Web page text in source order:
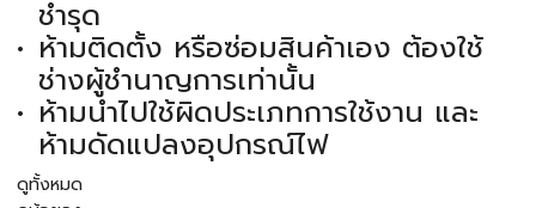
ชำรุด
ห้ามติดตั้ง หรือซ่อมสินค้าเอง ต้องใช้
ช่างผู้ชำนาญการเท่านั้น
ห้ามนำไปใช้ผิดประเภทการใช้งาน และ
ห้ามดัดแปลงอุปกรณ์ไฟ
ดูทั้งหมด